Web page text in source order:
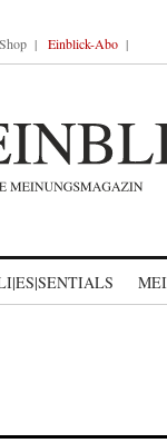
Shop Einblick-Abo